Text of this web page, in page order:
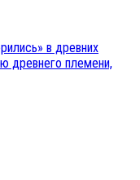
в древних
древнего племени,